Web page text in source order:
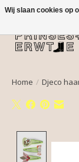
Home / Djeco
Wij slaan cookies op